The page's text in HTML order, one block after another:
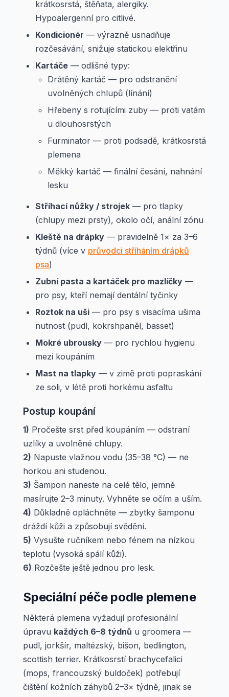
krátkosrstá, štěňata, alergiky.
Hypoalergenní pro citlivé.
Kondicionér — výrazně usnadňuje
rozčesávání, snižuje statickou elektřinu
Kartáče — odlišné typy:
Drátěný kartáč — pro odstranění
uvolněných chlupů (línání)
Hřebeny s rotujícími zuby — proti vatám
u dlouhosrstých
Furminator — proti podsadě, krátkosrstá
plemena
Měkký kartáč — finální česání, nahnání
lesku
Stříhací nůžky / strojek — pro tlapky
(chlupy mezi prsty), okolo očí, anální zónu
Kleště na drápky — pravidelně 1× za 3–6
týdnů (více v průvodci stříháním drápků
psa)
Zubní pasta a kartáček pro mazlíčky —
pro psy, kteří nemají dentální tyčinky
Roztok na uši — pro psy s visacíma ušima
nutnost (pudl, kokrshpaněl, basset)
Mokré ubrousky — pro rychlou hygienu
mezi koupáním
Mast na tlapky — v zimě proti popraskání
ze soli, v létě proti horkému asfaltu
Postup koupání
1) Pročešte srst před koupáním — odstraní
uzlíky a uvolněné chlupy.
2) Napuste vlažnou vodu (35–38 °C) — ne
horkou ani studenou.
3) Šampon naneste na celé tělo, jemně
masírujte 2–3 minuty. Vyhněte se očím a uším.
4) Důkladně opláchněte — zbytky šamponu
dráždí kůži a způsobují svědění.
5) Vysušte ručníkem nebo fénem na nízkou
teplotu (vysoká spálí kůži).
6) Rozčešte ještě jednou pro lesk.
Speciální péče podle plemene
Některá plemena vyžadují profesionální
úpravu každých 6–8 týdnů u groomera —
pudl, jorkšír, maltézský, bišon, bedlington,
scottish terrier. Krátkosrstí brachycefalici
(mops, francouzský buldoček) potřebují
čištění kožních záhybů 2–3× týdně, jinak se